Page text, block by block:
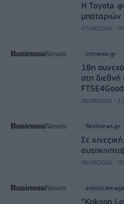
Η Toyota
μπαταριών
07/08/2026 -
csrnews.gr
18η
στη διεθνή
FTSE4Good
06/08/2026 -
fleetnews.gr
Σε
06/08/2026 -
“Kokoon